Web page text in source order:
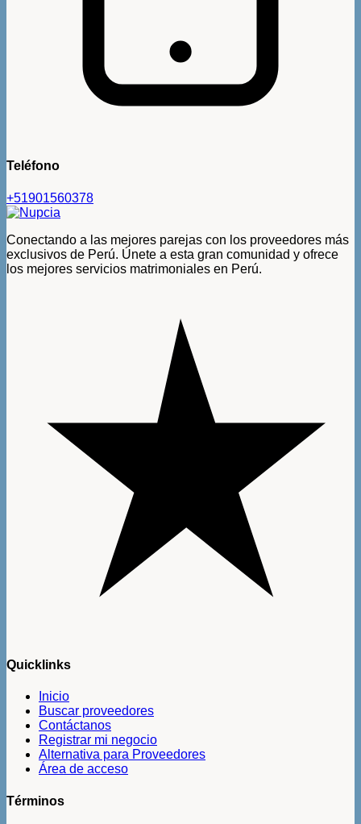
Teléfono
+51901560378
Conectando a las mejores parejas con los proveedores más
exclusivos de Perú. Únete a esta gran comunidad y ofrece
los mejores servicios matrimoniales en Perú.
Quicklinks
Inicio
Buscar proveedores
Contáctanos
Registrar mi negocio
Alternativa para Proveedores
Área de acceso
Términos